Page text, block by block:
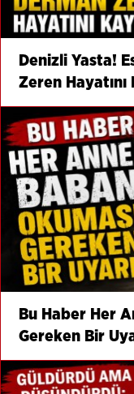
Denizli Yasta!
Zeren
Bu Haber Her
Gereken Bir